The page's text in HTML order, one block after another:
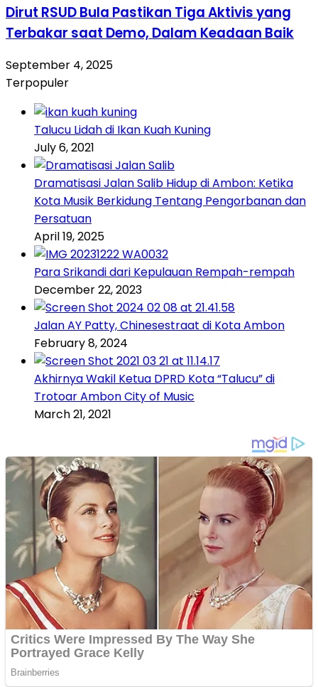
Dirut RSUD Bula Pastikan Tiga Aktivis yang
Terbakar saat Demo, Dalam Keadaan Baik
September 4, 2025
Terpopuler
Talucu Lidah di Ikan Kuah Kuning
July 6, 2021
Dramatisasi Jalan Salib Hidup di Ambon: Ketika
Kota Musik Berkidung Tentang Pengorbanan dan
Persatuan
April 19, 2025
Para Srikandi dari Kepulauan Rempah-rempah
December 22, 2023
Jalan AY Patty, Chinesestraat di Kota Ambon
February 8, 2024
Akhirnya Wakil Ketua DPRD Kota “Talucu” di
Trotoar Ambon City of Music
March 21, 2021